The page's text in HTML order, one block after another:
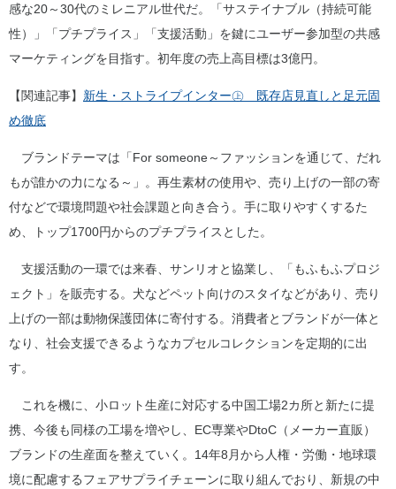
感な20～30代のミレニアル世代だ。「サステイナブル（持続可能
性）」「プチプライス」「支援活動」を鍵にユーザー参加型の共感
マーケティングを目指す。初年度の売上高目標は3億円。
【関連記事】 新生・ストライプインター㊤ 既存店見直しと足元固
め徹底
ブランドテーマは「For someone～ファッションを通じて、だれ
もが誰かの力になる～」。再生素材の使用や、売り上げの一部の寄
付などで環境問題や社会課題と向き合う。手に取りやすくするた
め、トップ1700円からのプチプライスとした。
支援活動の一環では来春、サンリオと協業し、「もふもふプロジ
ェクト」を販売する。犬などペット向けのスタイなどがあり、売り
上げの一部は動物保護団体に寄付する。消費者とブランドが一体と
なり、社会支援できるようなカプセルコレクションを定期的に出
す。
これを機に、小ロット生産に対応する中国工場2カ所と新たに提
携、今後も同様の工場を増やし、EC専業やDtoC（メーカー直販）
ブランドの生産面を整えていく。14年8月から人権・労働・地球環
境に配慮するフェアサプライチェーンに取り組んでおり、新規の中